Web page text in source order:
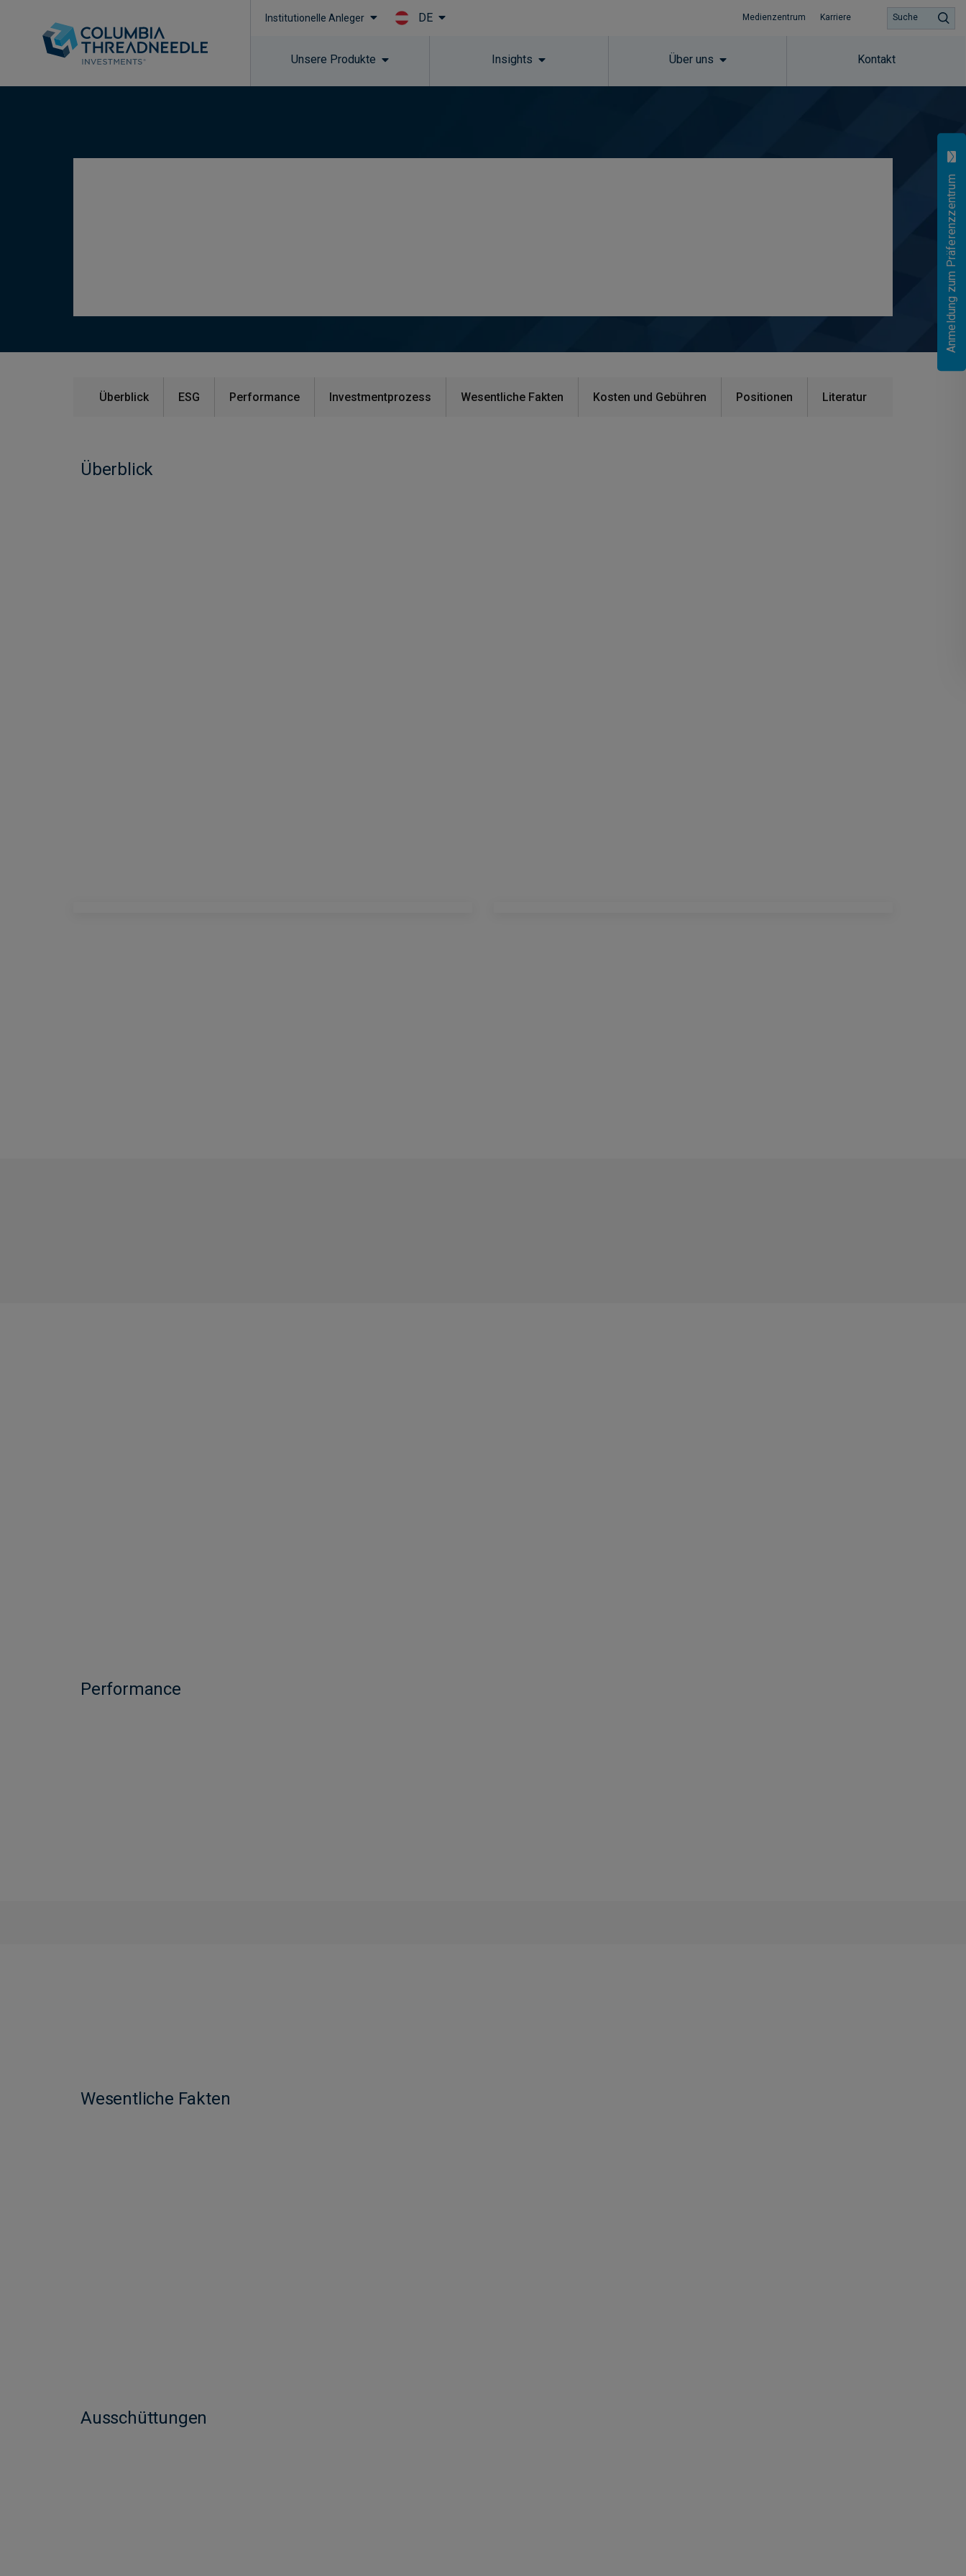
Skip to main content
Institutionelle Anleger DE Medienzentrum Karriere
Unsere Produkte Insights Über uns Kontakt
Suche
Überblick ESG Performance Investmentprozess Wesentliche Fakten Kosten und Gebühren Positionen Literatur
Überblick
Performance
Wesentliche Fakten
Ausschüttungen
Anmeldung zum Präferenzzentrum